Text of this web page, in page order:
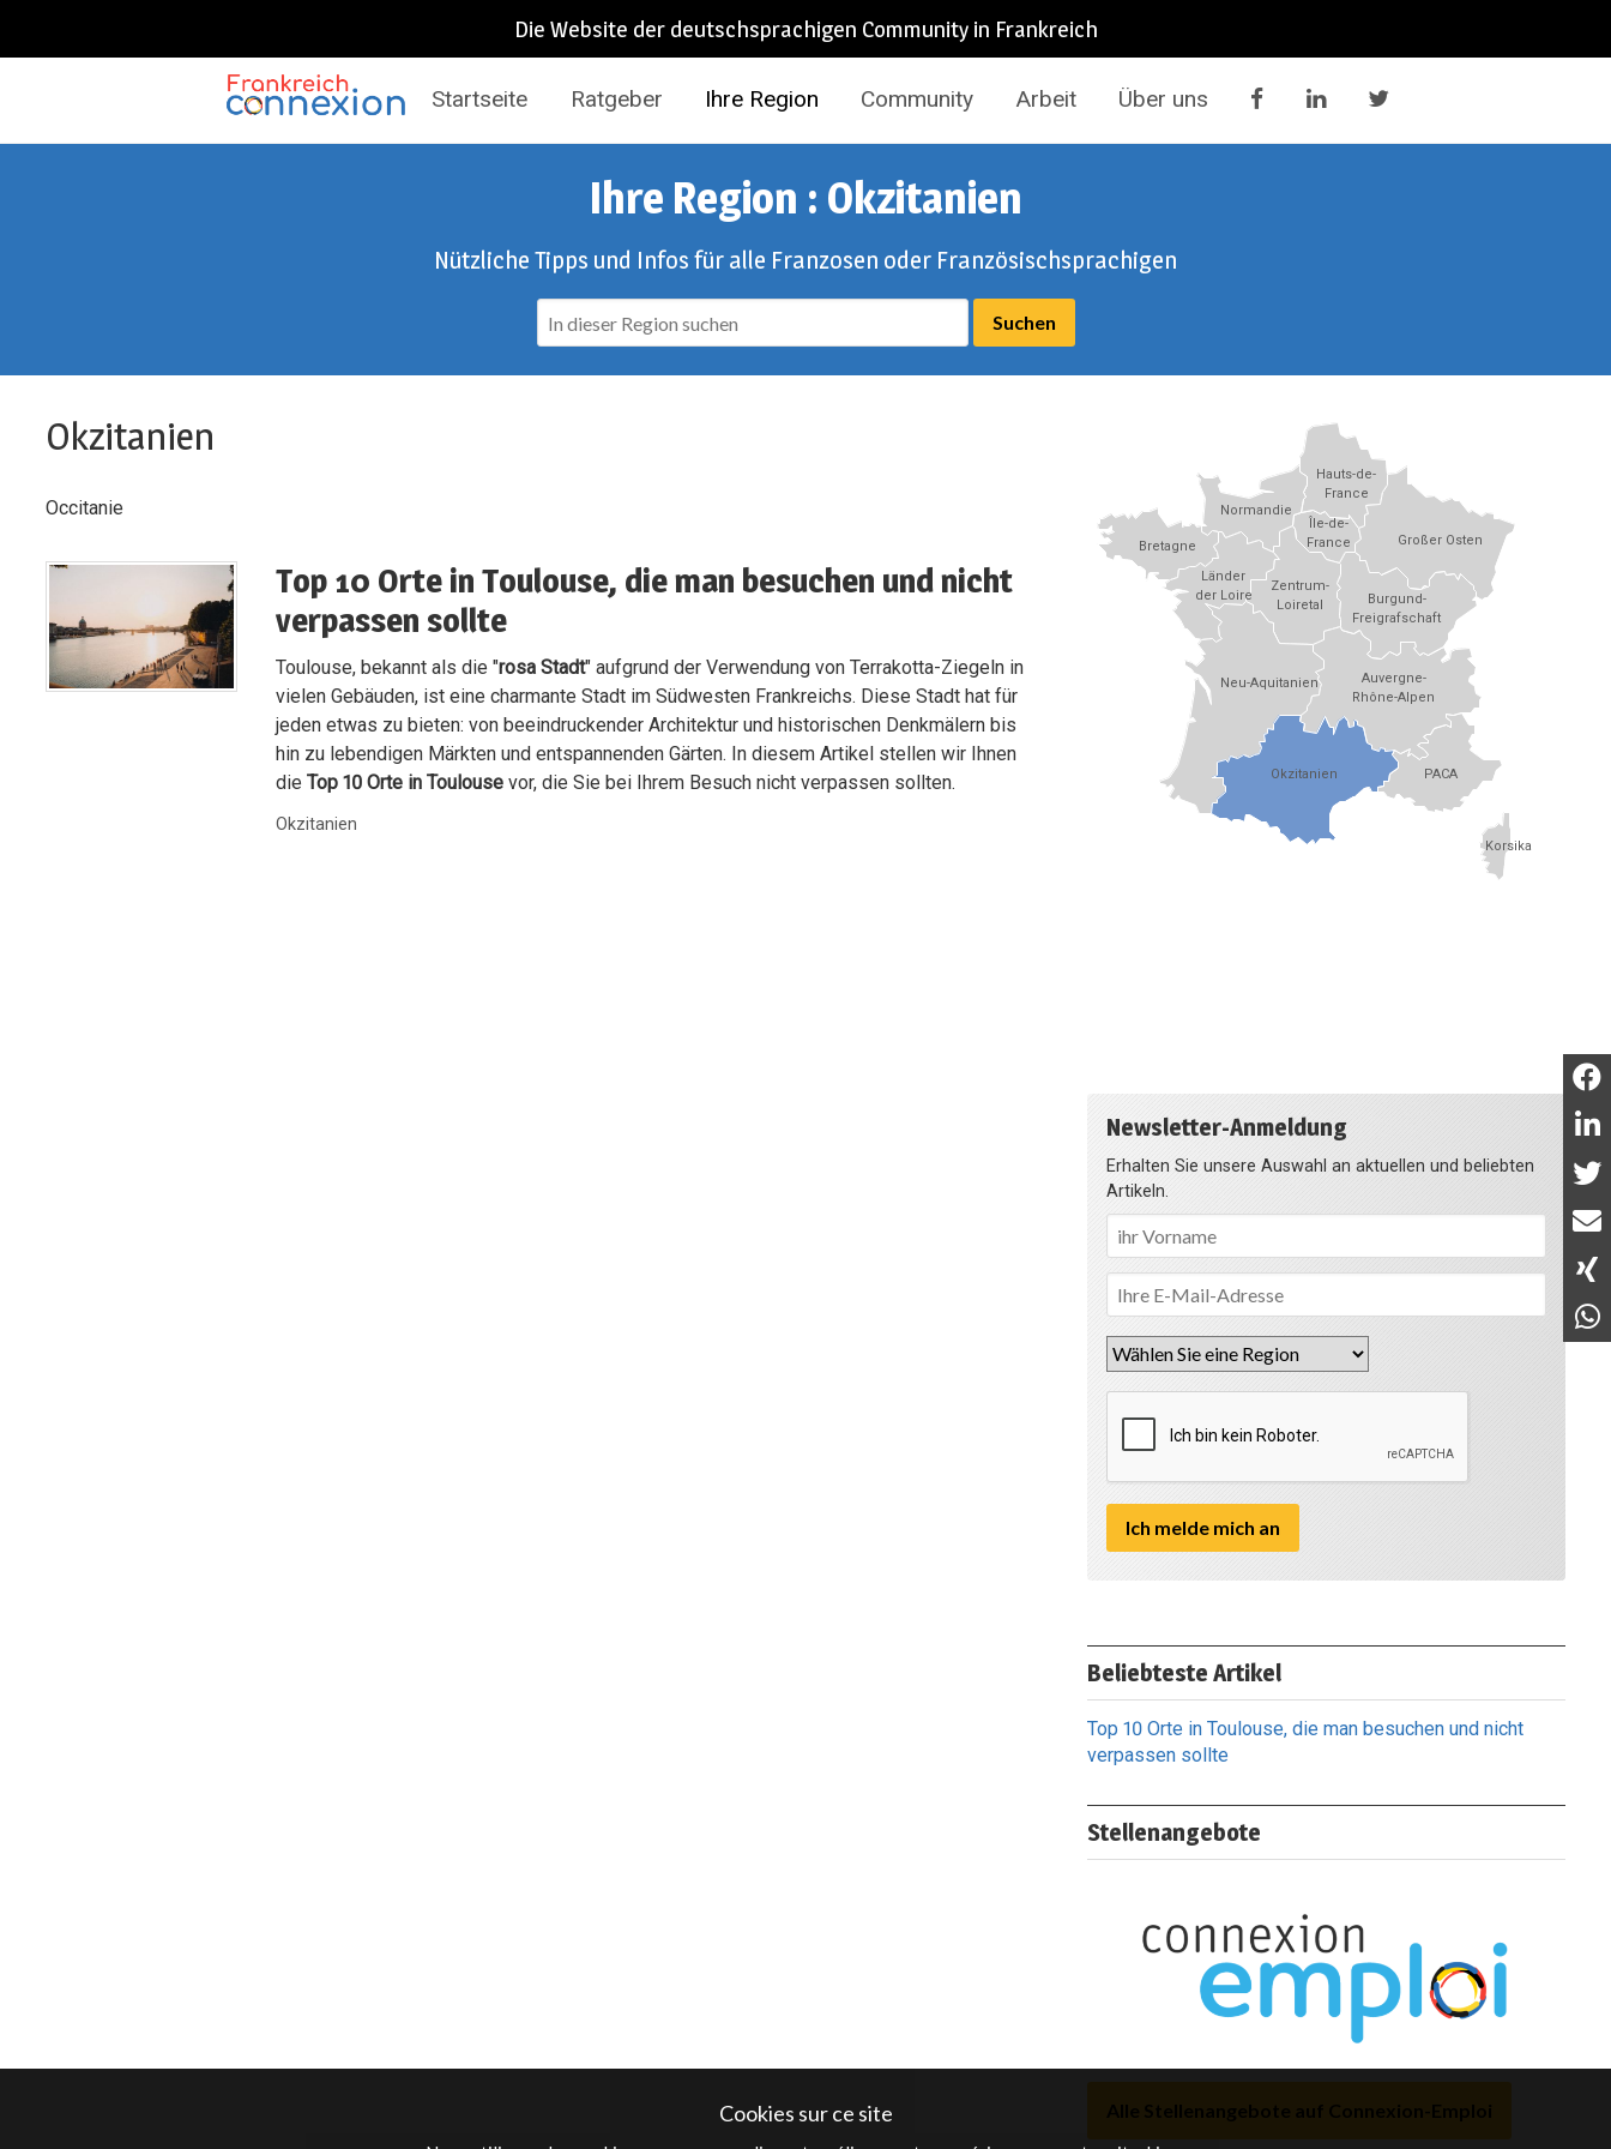
Die Website der deutschsprachigen Community in Frankreich
Frankreich Connexion Startseite Ratgeber Ihre Region Community Arbeit Über uns
Ihre Region : Okzitanien
Nützliche Tipps und Infos für alle Franzosen oder Französischsprachigen
Okzitanien
Occitanie
Top 10 Orte in Toulouse, die man besuchen und nicht
verpassen sollte
Toulouse, bekannt als die "rosa Stadt" aufgrund der Verwendung von Terrakotta-Ziegeln in
vielen Gebäuden, ist eine charmante Stadt im Südwesten Frankreichs. Diese Stadt hat für
jeden etwas zu bieten: von beeindruckender Architektur und historischen Denkmälern bis
hin zu lebendigen Märkten und entspannenden Gärten. In diesem Artikel stellen wir Ihnen
dieTop 10 Orte in Toulouse vor, die Sie bei Ihrem Besuch nicht verpassen sollten.
Okzitanien
Île-de-
France
Hauts-de-
France
Normandie
Bretagne
Länder
der Loire
Zentrum-
Loiretal
Neu-Aquitanien
Okzitanien
Korsika
PACA
Auvergne-
Rhône-Alpen
Burgund-
Freigrafschaft
Großer Osten
Newsletter-Anmeldung
Erhalten Sie unsere Auswahl an aktuellen und beliebten
Artikeln.
Beliebteste Artikel
Top 10 Orte in Toulouse, die man besuchen und nicht
verpassen sollte
Stellenangebote
Alle Stellenangebote auf Connexion-Emploi
Cookies sur ce site